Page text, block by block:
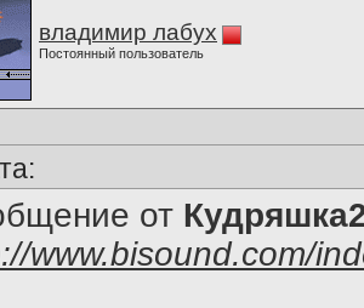
владимир лабух
Постоянный пользователь
от
www.bisound.com/